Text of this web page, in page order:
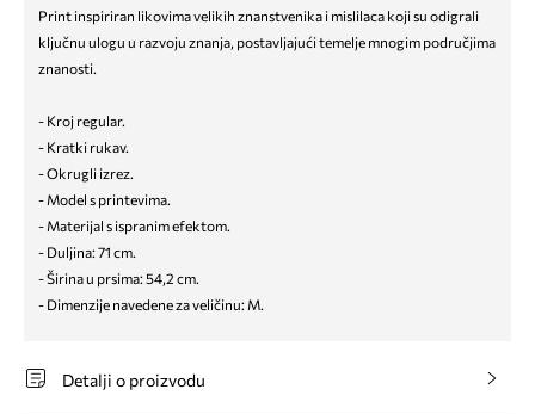
Print inspiriran likovima velikih znanstvenika i mislilaca koji su odigrali
ključnu ulogu u razvoju znanja, postavljajući temelje mnogim područjima
znanosti.
- Kroj regular.
- Kratki rukav.
- Okrugli izrez.
- Model s printevima.
- Materijal s ispranim efektom.
- Duljina: 71 cm.
- Širina u prsima: 54,2 cm.
- Dimenzije navedene za veličinu: M.
Detalji o proizvodu